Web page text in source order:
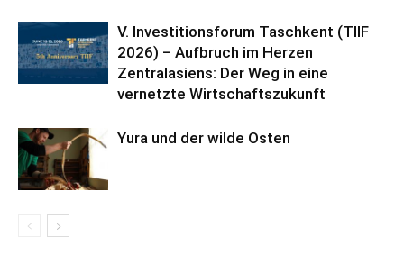
V. Investitionsforum Taschkent (TIIF
2026) – Aufbruch im Herzen
Zentralasiens: Der Weg in eine
vernetzte Wirtschaftszukunft
Yura und der wilde Osten